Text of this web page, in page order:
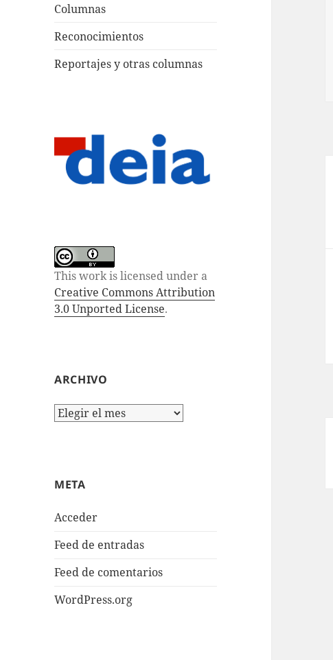
Columnas
Reconocimientos
Reportajes y otras columnas
This work is licensed under a
Creative Commons Attribution
3.0 Unported License.
ARCHIVO
Archivo
META
Acceder
Feed de entradas
Feed de comentarios
WordPress.org